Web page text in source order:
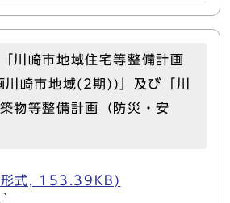
川崎市地域住宅等整備計画
川崎市地域(2期))」及び「川
物等整備計画（防災・安
形式, 153.39KB)